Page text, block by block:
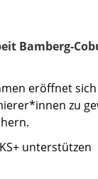
Bamberg-
eröffnet
zu
unterstützen